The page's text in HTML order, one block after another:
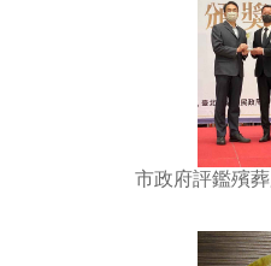
市政府評鑑殯